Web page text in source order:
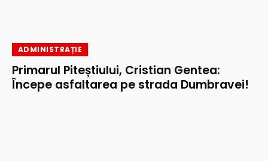
ADMINISTRAȚIE
Primarul Piteștiului, Cristian Gentea:
Începe asfaltarea pe strada Dumbravei!